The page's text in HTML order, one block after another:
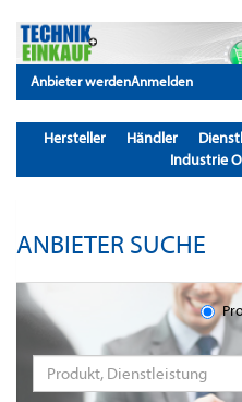
Anbieter werdenAnmelden
Hersteller Händler
Industrie
ANBIETER SUCHE